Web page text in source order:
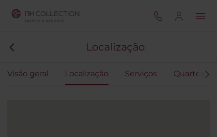
Localização
Visão geral Localização Serviços Quartos